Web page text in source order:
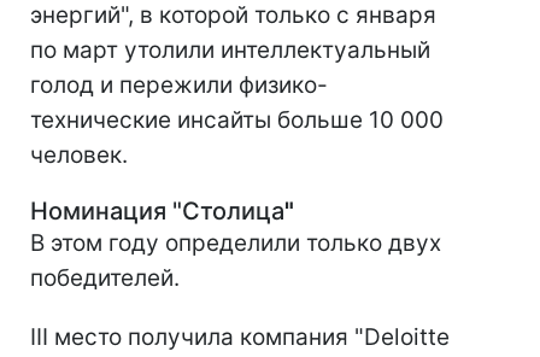
энергий", в которой только с января
по март утолили интеллектуальный
голод и пережили физико-
технические инсайты больше 10 000
человек.
Номинация "Столица"
В этом году определили только двух
победителей.
III место получила компания "Deloitte